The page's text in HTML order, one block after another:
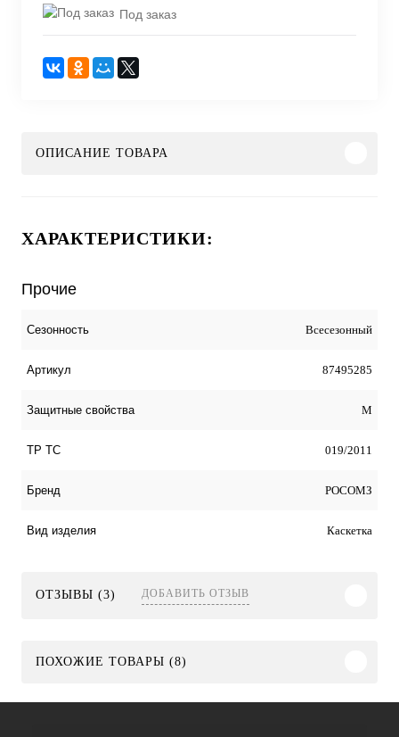
Под заказ
ОПИСАНИЕ ТОВАРА
ХАРАКТЕРИСТИКИ:
Прочие
Сезонность Всесезонный
Артикул 87495285
Защитные свойства М
ТР ТС 019/2011
Бренд РОСОМЗ
Вид изделия Каскетка
ОТЗЫВЫ (3) ДОБАВИТЬ ОТЗЫВ
ПОХОЖИЕ ТОВАРЫ (8)